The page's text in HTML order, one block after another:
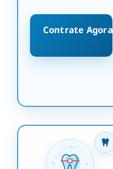
Contrate Agora